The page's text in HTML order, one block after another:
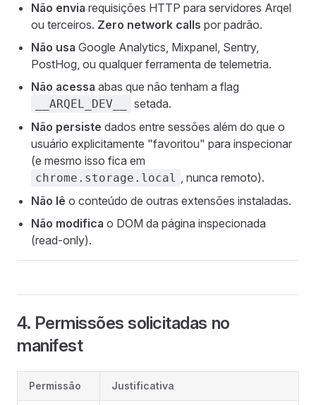
Não envia requisições HTTP para servidores Arqel
ou terceiros. Zero network calls por padrão.
Não usa Google Analytics, Mixpanel, Sentry,
PostHog, ou qualquer ferramenta de telemetria.
Não acessa abas que não tenham a flag
__ARQEL_DEV__
setada.
Não persiste dados entre sessões além do que o
usuário explicitamente "favoritou" para inspecionar
(e mesmo isso fica em
chrome.storage.local , nunca remoto).
Não lê o conteúdo de outras extensões instaladas.
Não modifica o DOM da página inspecionada
(read-only).
4. Permissões solicitadas no
manifest
Permissão Justificativa